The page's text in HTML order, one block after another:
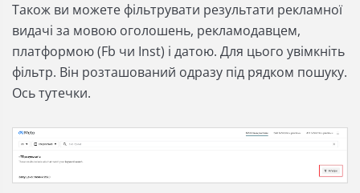
Також ви можете фільтрувати результати рекламної
видачі за мовою оголошень, рекламодавцем,
платформою (Fb чи Inst) і датою. Для цього увімкніть
фільтр. Він розташований одразу під рядком пошуку.
Ось тутечки.